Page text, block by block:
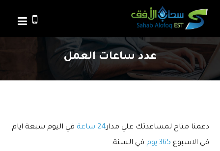
عدد ساعات العمل
دعمنا متاح لمساعدتك علي مدار24 ساعة
في اليوم سبعة ايام
في الاسبوع 365 يوم في السنة.